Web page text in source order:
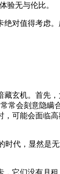
验无与伦比。
对值得考虑
玄机。首先
常会刻意隐瞒
可能会面临
代，显然是
它们没有月